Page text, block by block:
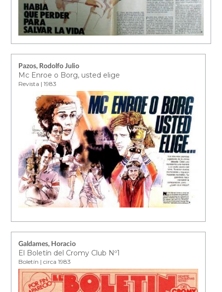
Pazos, Rodolfo Julio
Mc Enroe o Borg, usted elige
Revista | 1983
Galdames, Horacio
El Boletín del Cromy Club Nº1
Boletín | circa 1983